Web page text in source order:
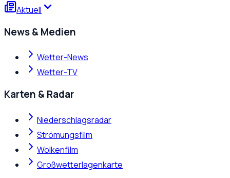
Aktuell
News & Medien
Wetter-News
Wetter-TV
Karten & Radar
Niederschlagsradar
Strömungsfilm
Wolkenfilm
Großwetterlagenkarte